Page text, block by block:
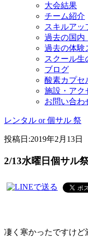
大会結果
チーム紹介
スキルアッ
過去の国内
過去の体験
スクール生
ブログ
酸素カプセ
施設・アク
お問い合わ
レンタル or 個サル 祭
投稿日:2019年2月13日
2/13水曜日個サル
凄く寒かったですけど